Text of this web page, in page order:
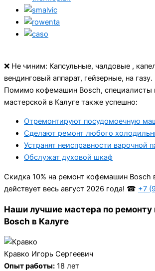
❌ Не чиним: Капсульные, чалдовые ,
вендинговый аппарат, гейзерные, на газу.
Помимо кофемашин Bosch, специалисты
мастерской в Калуге также успешно:
Отремонтируют посудомоечную
Сделают ремонт любого
Устранят неисправности варочной
Обслужат духовой шкаф
Cкидка 10% на ремонт кофемашин Bosch
действует весь август 2026 года! ☎ +7
Наши лучшие мастера по
Bosch в Калуге
Кравко Игорь Сергеевич
Опыт работы: 18 лет